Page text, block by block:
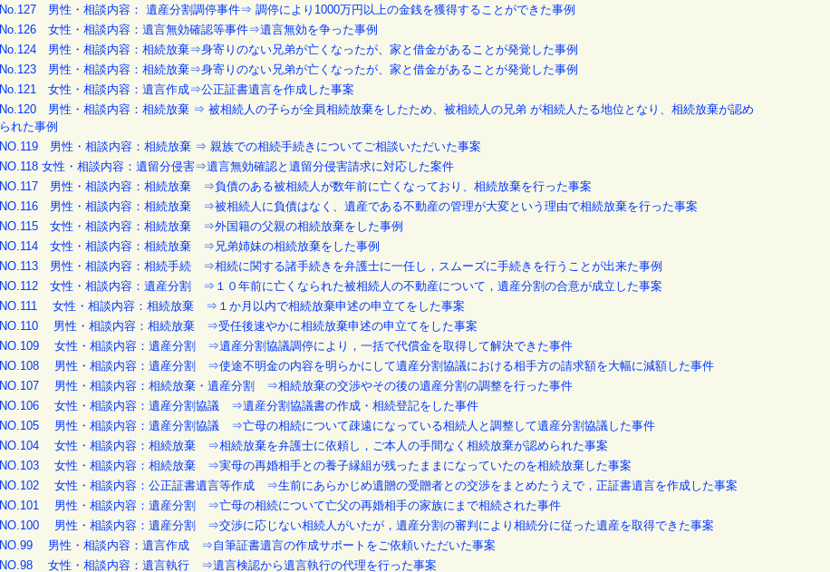
No.127 男性・相談内容： 遺産分割調停事件⇒ 調停により1000万円以上の金銭を獲得することができた事例
No.126 女性・相談内容：遺言無効確認等事件⇒遺言無効を争った事例
No.124 男性・相談内容：相続放棄⇒身寄りのない兄弟が亡くなったが、家と借金があることが発覚した事例
No.123 男性・相談内容：相続放棄⇒身寄りのない兄弟が亡くなったが、家と借金があることが発覚した事例
No.121 女性・相談内容：遺言作成⇒公正証書遺言を作成した事案
No.120 男性・相談内容：相続放棄 ⇒ 被相続人の子らが全員相続放棄をしたため、被相続人の兄弟 が相続人たる地位となり、相続放棄が認め
られた事例
NO.119 男性・相談内容：相続放棄 ⇒ 親族での相続手続きについてご相談いただいた事案
NO.118 女性・相談内容：遺留分侵害⇒遺言無効確認と遺留分侵害請求に対応した案件
NO.117 男性・相談内容：相続放棄 ⇒負債のある被相続人が数年前に亡くなっており、相続放棄を行った事案
NO.116 男性・相談内容：相続放棄 ⇒被相続人に負債はなく、遺産である不動産の管理が大変という理由で相続放棄を行った事案
NO.115 女性・相談内容：相続放棄 ⇒外国籍の父親の相続放棄をした事例
NO.114 女性・相談内容：相続放棄 ⇒兄弟姉妹の相続放棄をした事例
NO.113 男性・相談内容：相続手続 ⇒相続に関する諸手続きを弁護士に一任し，スムーズに手続きを行うことが出来た事例
NO.112 女性・相談内容：遺産分割 ⇒１０年前に亡くなられた被相続人の不動産について，遺産分割の合意が成立した事案
NO.111 女性・相談内容：相続放棄 ⇒１か月以内で相続放棄申述の申立てをした事案
NO.110 男性・相談内容：相続放棄 ⇒受任後速やかに相続放棄申述の申立てをした事案
NO.109 女性・相談内容：遺産分割 ⇒遺産分割協議調停により，一括で代償金を取得して解決できた事件
NO.108 男性・相談内容：遺産分割 ⇒使途不明金の内容を明らかにして遺産分割協議における相手方の請求額を大幅に減額した事件
NO.107 男性・相談内容：相続放棄・遺産分割 ⇒相続放棄の交渉やその後の遺産分割の調整を行った事件
NO.106 女性・相談内容：遺産分割協議 ⇒遺産分割協議書の作成・相続登記をした事件
NO.105 男性・相談内容：遺産分割協議 ⇒亡母の相続について疎遠になっている相続人と調整して遺産分割協議した事件
NO.104 女性・相談内容：相続放棄 ⇒相続放棄を弁護士に依頼し，ご本人の手間なく相続放棄が認められた事案
NO.103 女性・相談内容：相続放棄 ⇒実母の再婚相手との養子縁組が残ったままになっていたのを相続放棄した事案
NO.102 女性・相談内容：公正証書遺言等作成 ⇒生前にあらかじめ遺贈の受贈者との交渉をまとめたうえで，正証書遺言を作成した事案
NO.101 男性・相談内容：遺産分割 ⇒亡母の相続について亡父の再婚相手の家族にまで相続された事件
NO.100 男性・相談内容：遺産分割 ⇒交渉に応じない相続人がいたが，遺産分割の審判により相続分に従った遺産を取得できた事案
NO.99 男性・相談内容：遺言作成 ⇒自筆証書遺言の作成サポートをご依頼いただいた事案
NO.98 女性・相談内容：遺言執行 ⇒遺言検認から遺言執行の代理を行った事案